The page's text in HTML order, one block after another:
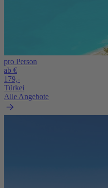
pro Person
ab €
179,-
Türkei
Alle Angebote